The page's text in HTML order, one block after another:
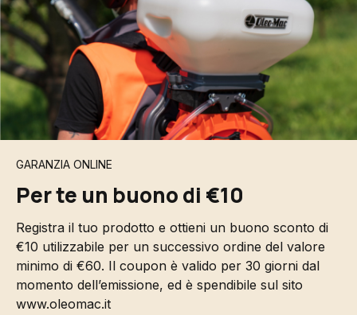
GARANZIA ONLINE
Per te un buono di €10
Registra il tuo prodotto e ottieni un buono sconto di
€10 utilizzabile per un successivo ordine del valore
minimo di €60. Il coupon è valido per 30 giorni dal
momento dell’emissione, ed è spendibile sul sito
www.oleomac.it